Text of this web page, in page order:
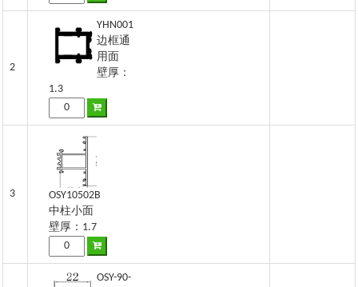
2
YHN001
边框通
用面
壁厚：
1.3
3
OSY10502B
中柱小面
壁厚：1.7
OSY-90-